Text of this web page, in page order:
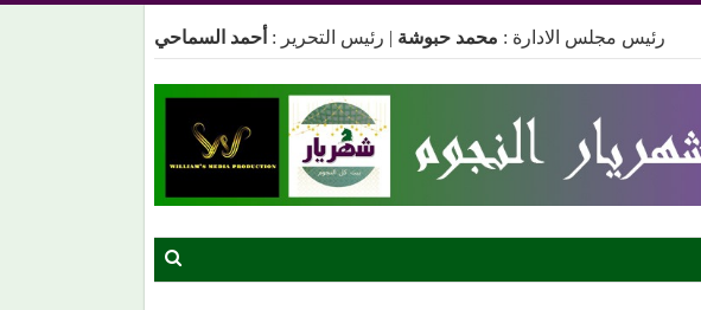
رئيس مجلس الادارة : محمد حبوشة | رئيس التحرير : أحمد السماحي